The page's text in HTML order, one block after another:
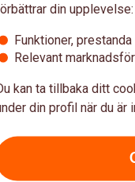
din upplevelse:
Funktioner,
Relevant
kan ta tillbaka ditt
din profil när du är